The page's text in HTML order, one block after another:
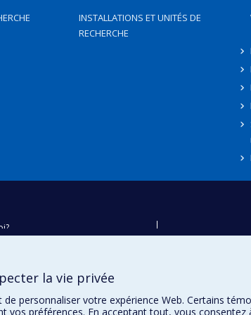
INSTALLATIONS ET UNITÉS DE
RECHERCHE
la vie privée
de personnaliser votre expérience Web. Certains
vos préférences. En acceptant tout, vous